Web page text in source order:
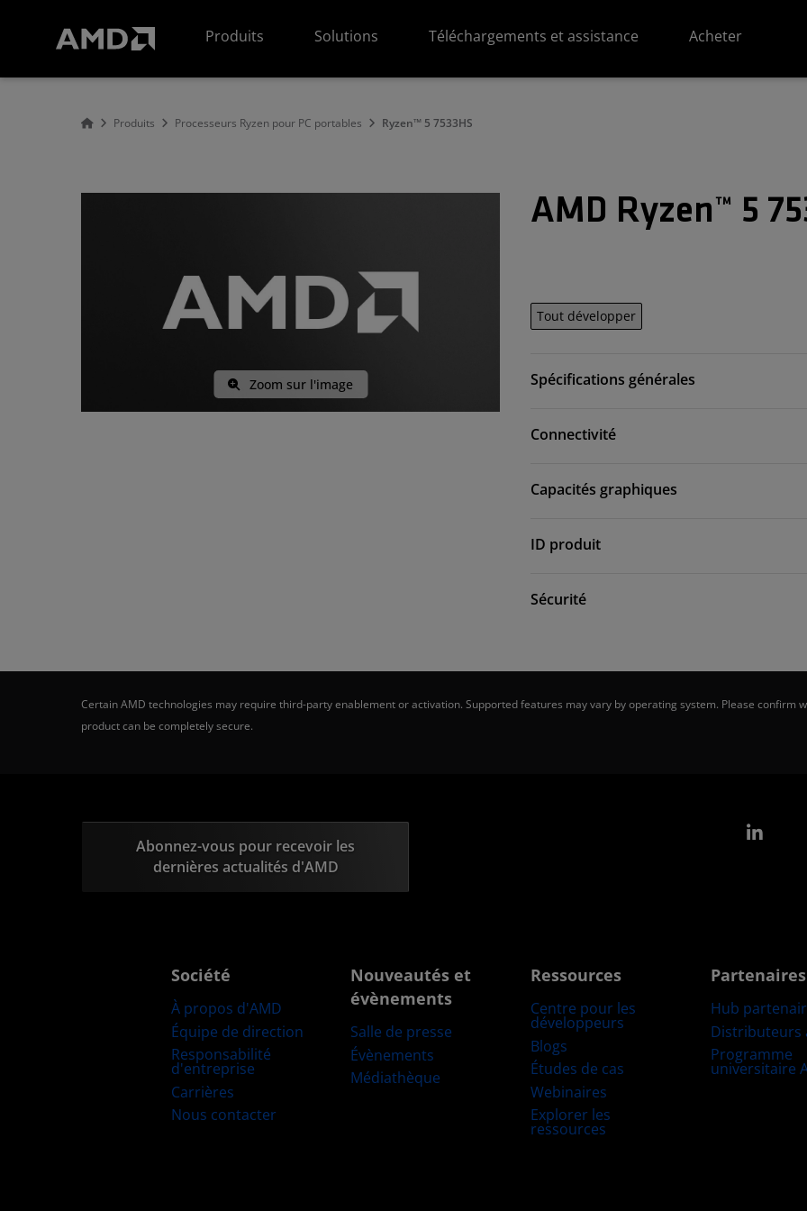
Produits
Solutions Téléchargements et assistance Acheter
Produits Processeurs Ryzen pour PC portables Ryzen™ 5 7533HS
Zoom sur l'image
AMD Ryzen™ 5
Tout développer
Spécifications générales
Connectivité
Capacités graphiques
ID produit
Sécurité
Certain AMD technologies may require third-party enablement or activation. Supported features may vary by operating system. Please
product can be completely secure.
Abonnez-vous pour recevoir les
dernières actualités d'AMD
Société
À propos d'AMD
Équipe de direction
Responsabilité
d'entreprise
Carrières
Nous contacter
Nouveautés et
évènements
Salle de presse
Évènements
Médiathèque
Ressources
Centre pour les
développeurs
Blogs
Études de cas
Webinaires
Explorer les
ressources
Partenaires
Hub
Distributeurs
Programme
universitaire